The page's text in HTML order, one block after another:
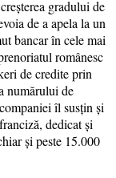
gradului de
de a apela la un
bancar în cele mai
românesc
de credite prin
numărului de
îl susțin și
dedicat și
și peste 15.000